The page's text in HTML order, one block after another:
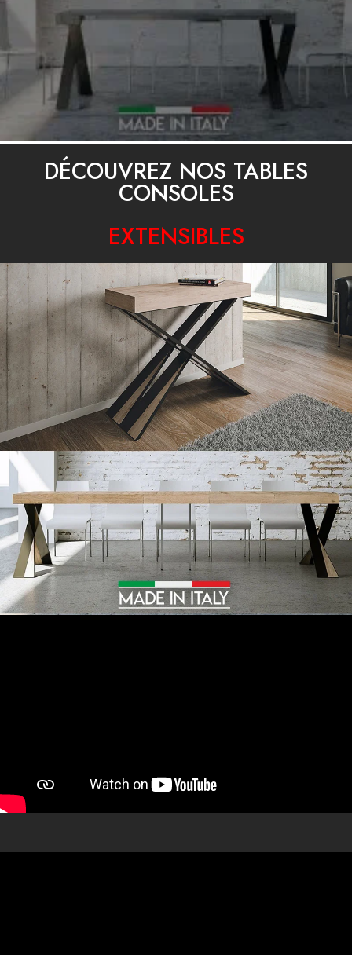
CONSOLES EXTENSIBLES
DÉCOUVREZ NOS TABLES
CONSOLES
EXTENSIBLES